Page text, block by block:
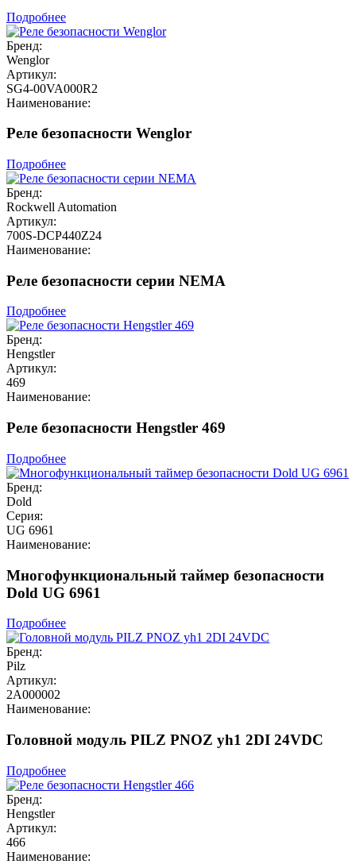
Подробнее
Бренд:
Wenglor
Артикул:
SG4-00VA000R2
Наименование:
Реле безопасности Wenglor
Подробнее
Бренд:
Rockwell Automation
Артикул:
700S-DCP440Z24
Наименование:
Реле безопасности серии NEMA
Подробнее
Бренд:
Hengstler
Артикул:
469
Наименование:
Реле безопасности Hengstler 469
Подробнее
Бренд:
Dold
Серия:
UG 6961
Наименование:
Многофункциональный таймер безопасности
Dold UG 6961
Подробнее
Бренд:
Pilz
Артикул:
2A000002
Наименование:
Головной модуль PILZ PNOZ yh1 2DI 24VDC
Подробнее
Бренд:
Hengstler
Артикул:
466
Наименование: